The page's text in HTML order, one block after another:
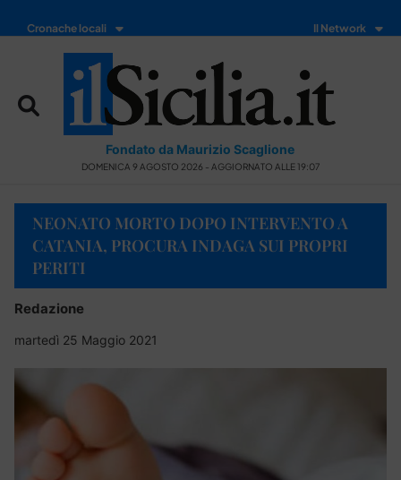
Cronache locali Il Network
Fondato da Maurizio Scaglione
DOMENICA 9 AGOSTO 2026 - AGGIORNATO ALLE 19:07
NEONATO MORTO DOPO INTERVENTO A
CATANIA, PROCURA INDAGA SUI PROPRI
PERITI
Redazione
martedì 25 Maggio 2021